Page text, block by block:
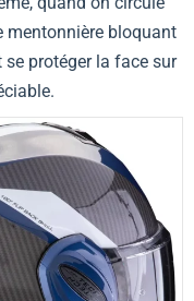
mentonnière bloquant
protéger la face sur